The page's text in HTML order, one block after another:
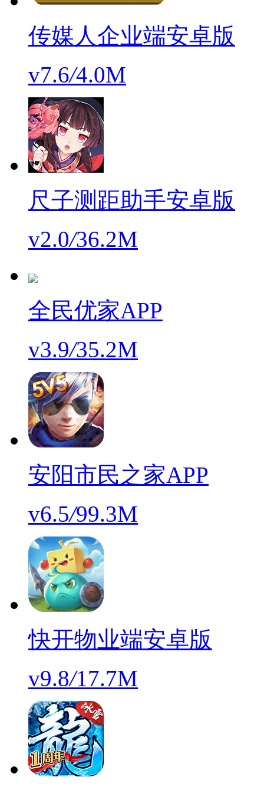
传媒人企业端安卓版
v7.6/4.0M
尺子测距助手安卓版
v2.0/36.2M
全民优家APP
v3.9/35.2M
安阳市民之家APP
v6.5/99.3M
快开物业端安卓版
v9.8/17.7M